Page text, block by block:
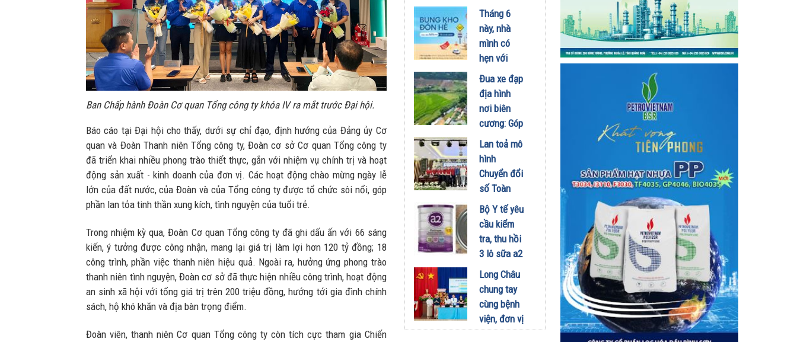
Ban Chấp hành Đoàn Cơ quan Tổng công ty khóa IV ra mắt trước Đại hội.
Báo cáo tại Đại hội cho thấy, dưới sự chỉ đạo, định hướng của Đảng ủy Cơ
quan và Đoàn Thanh niên Tổng công ty, Đoàn cơ sở Cơ quan Tổng công ty
đã triển khai nhiều phong trào thiết thực, gắn với nhiệm vụ chính trị và hoạt
động sản xuất - kinh doanh của đơn vị. Các hoạt động chào mừng ngày lễ
lớn của đất nước, của Đoàn và của Tổng công ty được tổ chức sôi nổi, góp
phần lan tỏa tinh thần xung kích, tình nguyện của tuổi trẻ.
Trong nhiệm kỳ qua, Đoàn Cơ quan Tổng công ty đã ghi dấu ấn với 66 sáng
kiến, ý tưởng được công nhận, mang lại giá trị làm lợi hơn 120 tỷ đồng; 18
công trình, phần việc thanh niên hiệu quả. Ngoài ra, hưởng ứng phong trào
thanh niên tình nguyện, Đoàn cơ sở đã thực hiện nhiều công trình, hoạt động
an sinh xã hội với tổng giá trị trên 200 triệu đồng, hướng tới gia đình chính
sách, hộ khó khăn và địa bàn trọng điểm.
Đoàn viên, thanh niên Cơ quan Tổng công ty còn tích cực tham gia Chiến
động sản
bằng tinh
thần của
người nghệ
nhân
12/06/2026
Tháng 6
này, nhà
mình có
hẹn với
LocknLock:
Brand Day
"Bung kho
đón hè"
giảm tới
50%++
toàn bộ
sản phẩm
10/06/2026
Đua xe đạp
địa hình
nơi biên
cương: Góp
phần quảng
bá du lịch,
kích cầu
kinh tế
25/05/2026
Lan toả mô
hình
Chuyển đổi
số Toàn
diện Nông
thôn tới
nhiều địa
phương
Bộ Y tế yêu
cầu kiểm
tra, thu hồi
3 lô sữa a2
Platinum
Premium
cho trẻ 0–
12 tháng
sau cảnh
Long Châu
chung tay
cùng bệnh
viện, đơn vị
y tế cơ sở